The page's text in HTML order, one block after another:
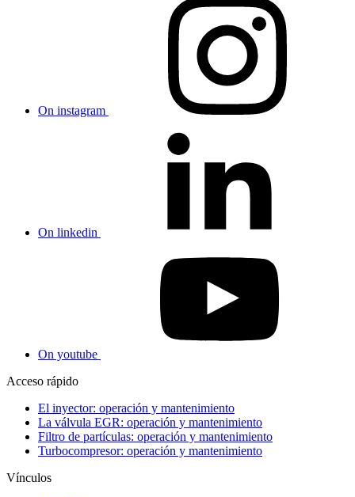
On instagram
On linkedin
On youtube
Acceso rápido
El inyector: operación y mantenimiento
La válvula EGR: operación y mantenimiento
Filtro de partículas: operación y mantenimiento
Turbocompresor: operación y mantenimiento
Vínculos